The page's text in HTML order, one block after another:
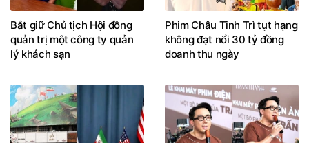
Bắt giữ Chủ tịch Hội đồng
quản trị một công ty quản
lý khách sạn
Phim Châu Tinh Trì tụt hạng
không đạt nổi 30 tỷ đồng
doanh thu ngày